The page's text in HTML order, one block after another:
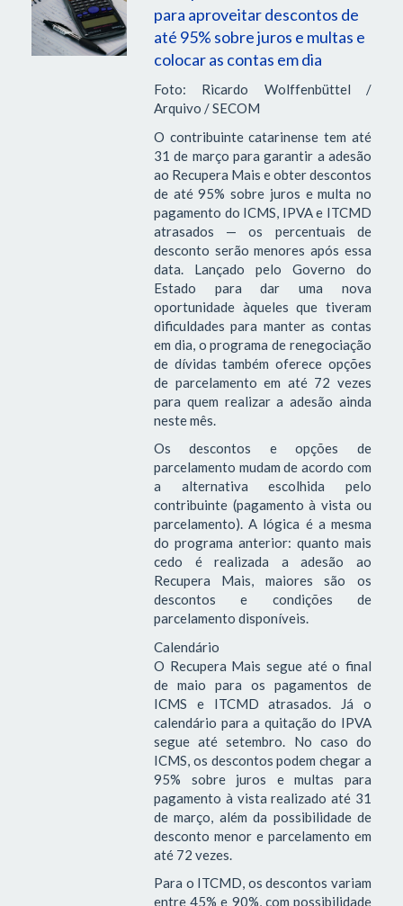
para aproveitar descontos de
até 95% sobre juros e multas e
colocar as contas em dia
Foto: Ricardo Wolffenbüttel /
Arquivo / SECOM
O contribuinte catarinense tem até
31 de março para garantir a adesão
ao Recupera Mais e obter descontos
de até 95% sobre juros e multa no
pagamento do ICMS, IPVA e ITCMD
atrasados — os percentuais de
desconto serão menores após essa
data. Lançado pelo Governo do
Estado para dar uma nova
oportunidade àqueles que tiveram
dificuldades para manter as contas
em dia, o programa de renegociação
de dívidas também oferece opções
de parcelamento em até 72 vezes
para quem realizar a adesão ainda
neste mês.
Os descontos e opções de
parcelamento mudam de acordo com
a alternativa escolhida pelo
contribuinte (pagamento à vista ou
parcelamento). A lógica é a mesma
do programa anterior: quanto mais
cedo é realizada a adesão ao
Recupera Mais, maiores são os
descontos e condições de
parcelamento disponíveis.
Calendário
O Recupera Mais segue até o final
de maio para os pagamentos de
ICMS e ITCMD atrasados. Já o
calendário para a quitação do IPVA
segue até setembro. No caso do
ICMS, os descontos podem chegar a
95% sobre juros e multas para
pagamento à vista realizado até 31
de março, além da possibilidade de
desconto menor e parcelamento em
até 72 vezes.
Para o ITCMD, os descontos variam
entre 45% e 90%, com possibilidade